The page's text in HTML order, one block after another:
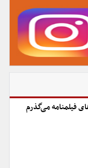
فیلمنامه می‌گذرم